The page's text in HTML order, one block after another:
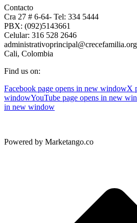
Contacto
Cra 27 # 6-64- Tel: 334 5444
PBX: (092)5143661
Celular: 316 528 2646
administrativoprincipal@crecefamilia.org
Cali, Colombia
Find us on:
Facebook page opens in new windowX
windowYouTube page opens in new
in new window
Powered by Marketango.co